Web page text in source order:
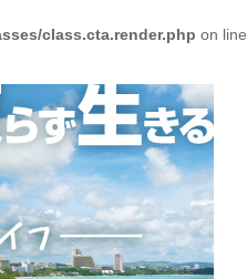
class.cta.render.php on line